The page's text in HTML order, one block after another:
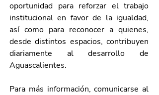
oportunidad para reforzar el trabajo
institucional en favor de la igualdad,
así como para reconocer a quienes,
desde distintos espacios, contribuyen
diariamente al desarrollo de
Aguascalientes.
Para más información, comunicarse al